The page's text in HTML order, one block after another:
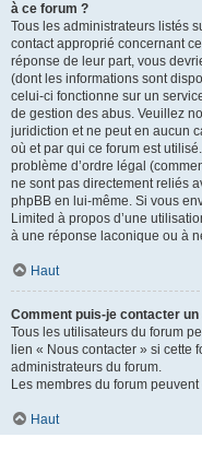
à ce forum ?
Tous les administrateurs listés
contact approprié concernant
réponse de leur part, vous
(dont les informations sont
celui-ci fonctionne sur un
de gestion des abus. Veuillez
juridiction et ne peut en aucun
où et par qui ce forum est
problème d’ordre légal
ne sont pas directement reliés
phpBB en lui-même. Si vous
Limited à propos d’une
à une réponse laconique ou à
Haut
Comment puis-je contacter
Tous les utilisateurs du forum
lien « Nous contacter » si cette
administrateurs du forum.
Les membres du forum
Haut